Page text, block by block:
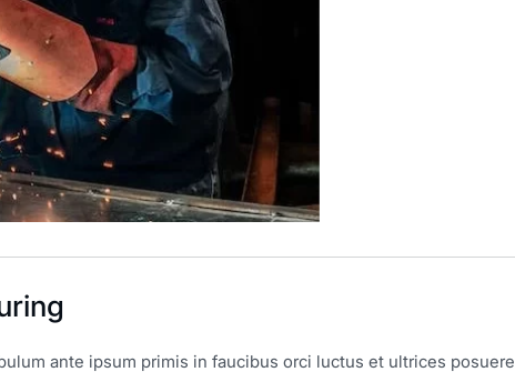
ante ipsum primis in faucibus orci luctus et ultrices posuere